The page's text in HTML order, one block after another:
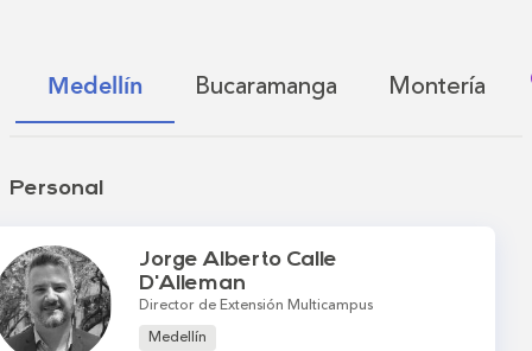
Medellín Bucaramanga Montería
Personal
Jorge Alberto Calle
D'Alleman
Director de Extensión Multicampus
Medellín